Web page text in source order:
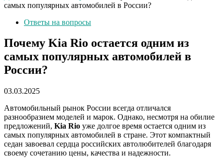
самых популярных автомобилей в России?
Ответы на вопросы
Почему Kia Rio остается одним из
самых популярных автомобилей в
России?
03.03.2025
Автомобильный рынок России всегда отличался
разнообразием моделей и марок. Однако, несмотря на обилие
предложений, Kia Rio уже долгое время остается одним из
самых популярных автомобилей в стране. Этот компактный
седан завоевал сердца российских автолюбителей благодаря
своему сочетанию цены, качества и надежности.